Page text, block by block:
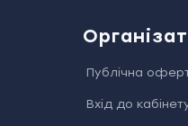
Публічна
Вхід до